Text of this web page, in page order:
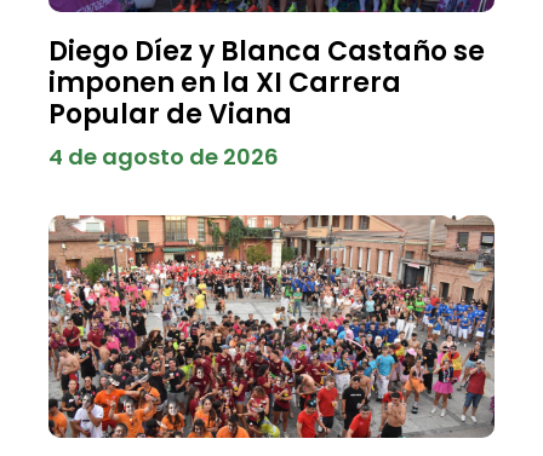
Diego Díez y Blanca Castaño se
imponen en la XI Carrera
Popular de Viana
4 de agosto de 2026